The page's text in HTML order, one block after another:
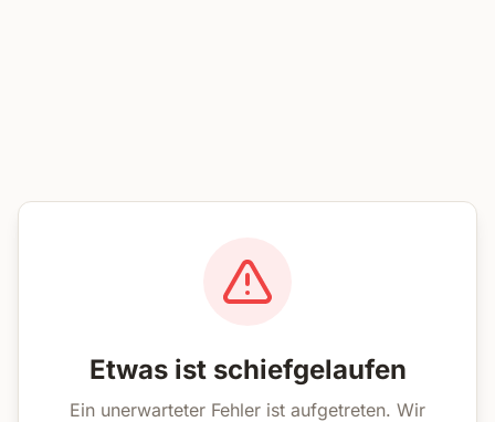
Etwas ist schiefgelaufen
Ein unerwarteter Fehler ist aufgetreten. Wir